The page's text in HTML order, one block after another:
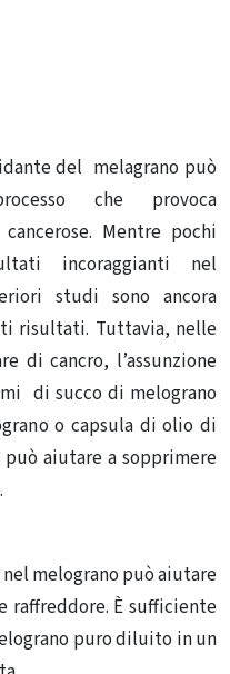
del melagrano può
che provoca
Mentre pochi
incoraggianti nel
studi sono ancora
risultati. Tuttavia, nelle
di cancro, l’assunzione
di succo di melograno
o capsula di olio di
aiutare a sopprimere
melograno può aiutare
raffreddore. È sufficiente
puro diluito in un